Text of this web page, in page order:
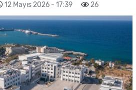
12 Mayıs 2026 - 17:39 26